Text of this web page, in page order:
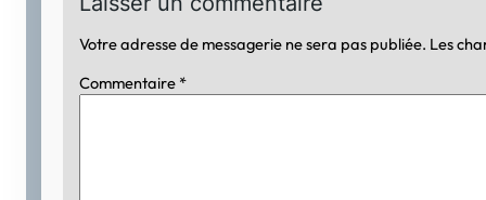
Votre adresse de messagerie ne sera pas publiée. Les
Commentaire *